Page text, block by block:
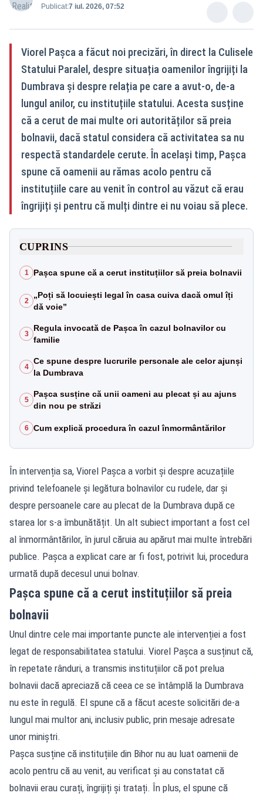
Publicat:7 iul. 2026, 07:52
Viorel Pașca a făcut noi precizări, în direct la Culisele
Statului Paralel, despre situația oamenilor îngrijiți la
Dumbrava și despre relația pe care a avut-o, de-a
lungul anilor, cu instituțiile statului. Acesta susține
că a cerut de mai multe ori autorităților să preia
bolnavii, dacă statul considera că activitatea sa nu
respectă standardele cerute. În același timp, Pașca
spune că oamenii au rămas acolo pentru că
instituțiile care au venit în control au văzut că erau
îngrijiți și pentru că mulți dintre ei nu voiau să plece.
CUPRINS
1 Pașca spune că a cerut instituțiilor să preia bolnavii
2
„Poți să locuiești legal în casa cuiva dacă omul îți
dă voie”
3
Regula invocată de Pașca în cazul bolnavilor cu
familie
4
Ce spune despre lucrurile personale ale celor ajunși
la Dumbrava
5
Pașca susține că unii oameni au plecat și au ajuns
din nou pe străzi
6 Cum explică procedura în cazul înmormântărilor
În intervenția sa, Viorel Pașca a vorbit și despre acuzațiile
privind telefoanele și legătura bolnavilor cu rudele, dar și
despre persoanele care au plecat de la Dumbrava după ce
starea lor s-a îmbunătățit. Un alt subiect important a fost cel
al înmormântărilor, în jurul căruia au apărut mai multe întrebări
publice. Pașca a explicat care ar fi fost, potrivit lui, procedura
urmată după decesul unui bolnav.
Pașca spune că a cerut instituțiilor să preia
bolnavii
Unul dintre cele mai importante puncte ale intervenției a fost
legat de responsabilitatea statului. Viorel Pașca a susținut că,
în repetate rânduri, a transmis instituțiilor că pot prelua
bolnavii dacă apreciază că ceea ce se întâmplă la Dumbrava
nu este în regulă. El spune că a făcut aceste solicitări de-a
lungul mai multor ani, inclusiv public, prin mesaje adresate
unor miniștri.
Pașca susține că instituțiile din Bihor nu au luat oamenii de
acolo pentru că au venit, au verificat și au constatat că
bolnavii erau curați, îngrijiți și tratați. În plus, el spune că